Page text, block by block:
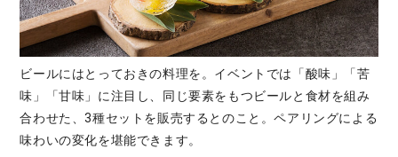
ビールにはとっておきの料理を。イベントでは「酸味」「苦
味」「甘味」に注目し、同じ要素をもつビールと食材を組み
合わせた、3種セットを販売するとのこと。ペアリングによる
味わいの変化を堪能できます。